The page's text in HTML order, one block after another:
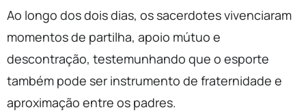
Ao longo dos dois dias, os sacerdotes vivenciaram
momentos de partilha, apoio mútuo e
descontração, testemunhando que o esporte
também pode ser instrumento de fraternidade e
aproximação entre os padres.